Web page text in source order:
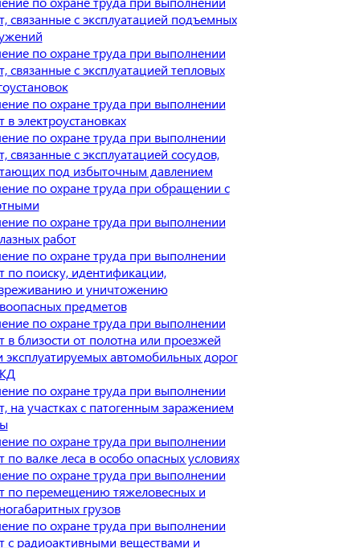
связанные с эксплуатацией подъемных
по охране труда при выполнении
связанные с эксплуатацией тепловых
по охране труда при выполнении
в электроустановках
по охране труда при выполнении
связанные с эксплуатацией сосудов,
под избыточным давлением
по охране труда при обращении с
по охране труда при выполнении
работ
по охране труда при выполнении
по поиску, идентификации,
и уничтожению
предметов
по охране труда при выполнении
в близости от полотна или проезжей
эксплуатируемых автомобильных дорог
по охране труда при выполнении
на участках с патогенным заражением
по охране труда при выполнении
по валке леса в особо опасных условиях
по охране труда при выполнении
по перемещению тяжеловесных и
грузов
по охране труда при выполнении
с радиоактивными веществами и